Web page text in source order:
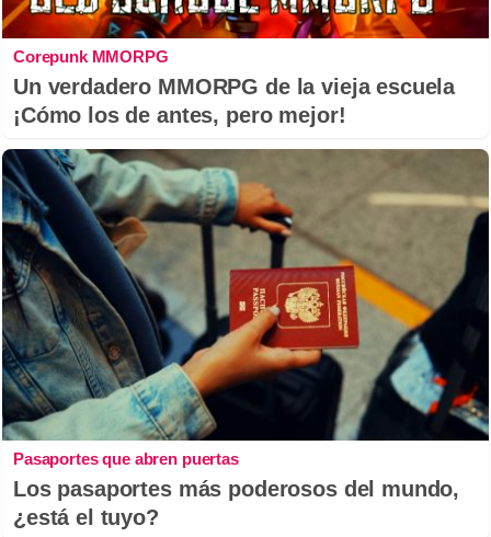
Corepunk MMORPG
Un verdadero MMORPG de la vieja escuela
¡Cómo los de antes, pero mejor!
Pasaportes que abren puertas
Los pasaportes más poderosos del mundo,
¿está el tuyo?